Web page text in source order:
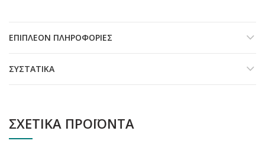
ΕΠΙΠΛΈΟΝ ΠΛΗΡΟΦΟΡΊΕΣ
ΣΥΣΤΑΤΙΚΆ
ΣΧΕΤΙΚΆ ΠΡΟΪΌΝΤΑ